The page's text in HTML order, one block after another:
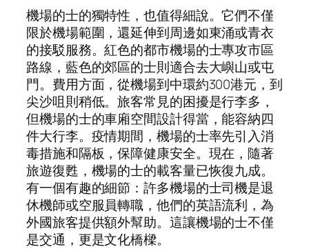
機場的士的獨特性，也值得細說。它們不僅
限於機場範圍，還延伸到周邊如東涌或青衣
的接駁服務。紅色的都市機場的士專攻市區
路線，藍色的郊區的士則適合去大嶼山或屯
門。費用方面，從機場到中環約300港元，到
尖沙咀則稍低。旅客常見的困擾是行李多，
但機場的士的車廂空間設計得當，能容納四
件大行李。疫情期間，機場的士率先引入消
毒措施和隔板，保障健康安全。現在，隨著
旅遊復甦，機場的士的載客量已恢復九成。
有一個有趣的細節：許多機場的士司機是退
休機師或空服員轉職，他們的英語流利，為
外國旅客提供額外幫助。這讓機場的士不僅
是交通，更是文化橋樑。